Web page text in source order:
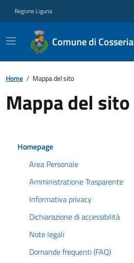
Regione Liguria
Comune di Cosseria
Home / Mappa del sito
Mappa del sito
Homepage
Area Personale
Amministratione Trasparente
Informativa privacy
Dichiarazione di accessibilità
Note legali
Domande frequenti (FAQ)